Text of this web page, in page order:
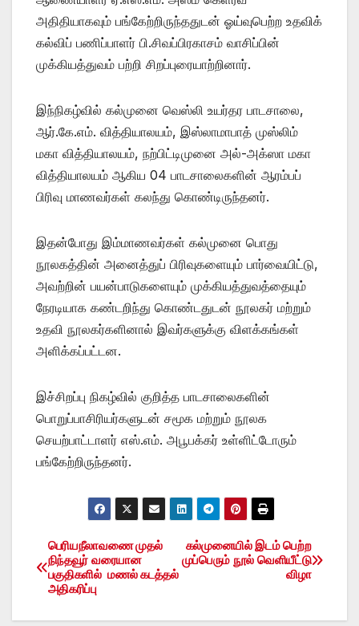
அதிதியாகவும் பங்கேற்றிருந்ததுடன் ஓய்வுபெற்ற உதவிக்
கல்விப் பணிப்பாளர் பி.சிவப்பிரகாசம் வாசிப்பின்
முக்கியத்துவம் பற்றி சிறப்புரையாற்றினார்.
இந்நிகழ்வில் கல்முனை வெஸ்லி உயர்தர பாடசாலை,
ஆர்.கே.எம். வித்தியாலயம், இஸ்லாமாபாத் முஸ்லிம்
மகா வித்தியாலயம், நற்பிட்டிமுனை அல்-அக்ஸா மகா
வித்தியாலயம் ஆகிய 04 பாடசாலைகளின் ஆரம்பப்
பிரிவு மாணவர்கள் கலந்து கொண்டிருந்தனர்.
இதன்போது இம்மாணவர்கள் கல்முனை பொது
நூலகத்தின் அனைத்துப் பிரிவுகளையும் பார்வையிட்டு,
அவற்றின் பயன்பாடுகளையும் முக்கியத்துவத்தையும்
நேரடியாக கண்டறிந்து கொண்டதுடன் நூலகர் மற்றும்
உதவி நூலகர்களினால் இவர்களுக்கு விளக்கங்கள்
அளிக்கப்பட்டன.
இச்சிறப்பு நிகழ்வில் குறித்த பாடசாலைகளின்
பொறுப்பாசிரியர்களுடன் சமூக மற்றும் நூலக
செயற்பாட்டாளர் எஸ்.எம். அபூபக்கர் உள்ளிட்டோரும்
பங்கேற்றிருந்தனர்.
Post
navigation
கல்முனையில் இடம் பெற்ற
முப்பெரும் நூல் வெளியீட்டு
விழா
பெரியநீலாவணை முதல்
நிந்தவூர் வரையான
பகுதிகளில் மணல் கடத்தல்
அதிகரிப்பு